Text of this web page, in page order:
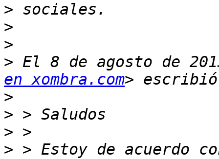
>
>
>
> El 8 de agosto de
en xombra.com
>
>
>
> > Estoy de acuerdo